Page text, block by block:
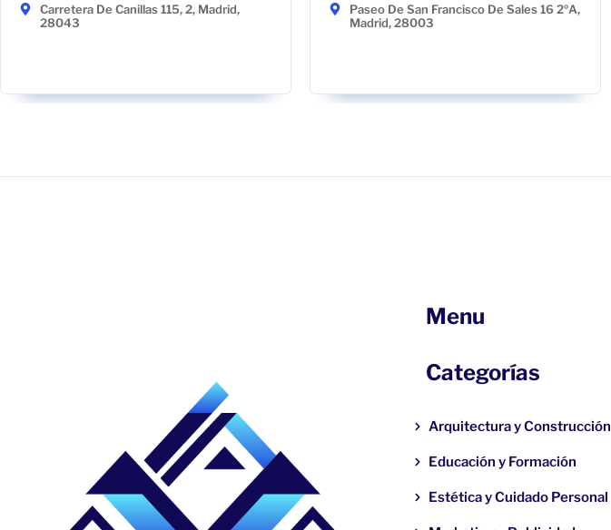
Carretera De Canillas 115, 2, Madrid,
28043
Paseo De San Francisco De Sales 16 2ºA,
Madrid, 28003
Menu
Categorías
Arquitectura y Construcción
Educación y Formación
Estética y Cuidado Personal